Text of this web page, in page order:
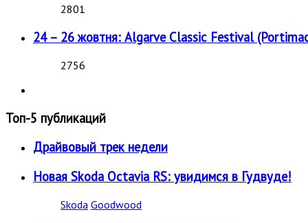
2801
24 – 26 жовтня: Algarve Classic Festival
2756
Топ-5 публикаций
Драйвовый трек недели
Новая Skoda Octavia RS: увидимся в Гудвуде!
Skoda Goodwood